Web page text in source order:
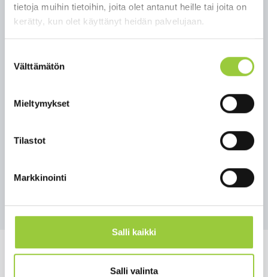
tietoja muihin tietoihin, joita olet antanut heille tai joita on
kerätty, kun olet käyttänyt heidän palvelujaan.
valinta
Välttämätön
Mieltymykset
Tilastot
Markkinointi
Salli kaikki
Salli valinta
liikunta- ja kulttuuristipendien jakaminen
sähköpostitse leila.rajander@paltamo.fi,
Juhlavieraille on kahvitarjoilu juhlan jälkeen
tutustua monitoimikeskuksen tiloihin